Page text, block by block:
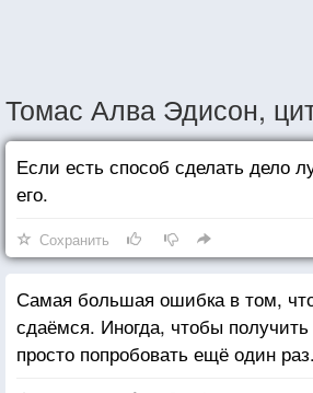
Томас Алва Эдисон,
Если есть способ сделать дело
его.
Сохранить
Самая большая ошибка в том,
сдаёмся. Иногда, чтобы
просто попробовать ещё один раз.